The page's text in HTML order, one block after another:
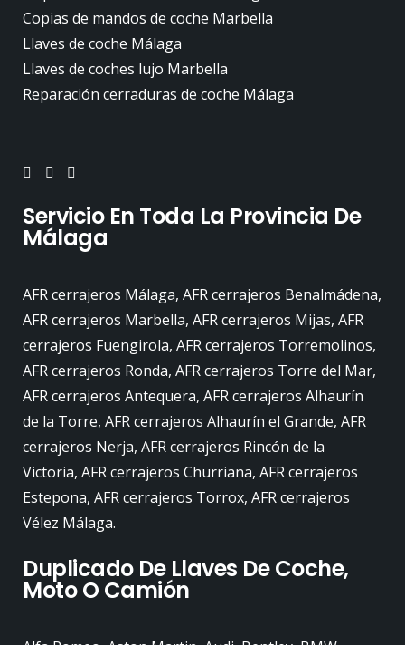
Copias de mandos de coche Marbella
Llaves de coche Málaga
Llaves de coches lujo Marbella
Reparación cerraduras de coche Málaga
Servicio En Toda La Provincia De
Málaga
AFR cerrajeros Málaga, AFR cerrajeros Benalmádena,
AFR cerrajeros Marbella, AFR cerrajeros Mijas, AFR
cerrajeros Fuengirola, AFR cerrajeros Torremolinos,
AFR cerrajeros Ronda, AFR cerrajeros Torre del Mar,
AFR cerrajeros Antequera, AFR cerrajeros Alhaurín
de la Torre, AFR cerrajeros Alhaurín el Grande, AFR
cerrajeros Nerja, AFR cerrajeros Rincón de la
Victoria, AFR cerrajeros Churriana, AFR cerrajeros
Estepona, AFR cerrajeros Torrox, AFR cerrajeros
Vélez Málaga.
Duplicado De Llaves De Coche,
Moto O Camión